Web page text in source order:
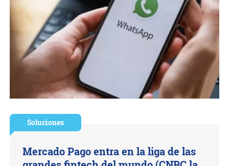
Soluciones
Mercado Pago entra en la liga de las